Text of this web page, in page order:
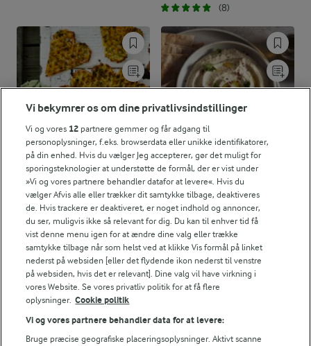
(8)
45 MIN
Kartoffelvafler
(45)
2 TIMER
Baba ganoush -
auberginedip
(59)
Vi bekymrer os om dine privatlivsindstillinger
Vi og vores 12 partnere gemmer og får adgang til
personoplysninger, f.eks. browserdata eller unikke identifikatorer,
på din enhed. Hvis du vælger Jeg accepterer, gør det muligt for
sporingsteknologier at understøtte de formål, der er vist under
»Vi og vores partnere behandler datafor at levere«. Hvis du
vælger Afvis alle eller trækker dit samtykke tilbage, deaktiveres
de. Hvis trackere er deaktiveret, er noget indhold og annoncer,
du ser, muligvis ikke så relevant for dig. Du kan til enhver tid få
vist denne menu igen for at ændre dine valg eller trække
samtykke tilbage når som helst ved at klikke Vis formål på linket
nederst på websiden [eller det flydende ikon nederst til venstre
på websiden, hvis det er relevant]. Dine valg vil have virkning i
vores Website. Se vores privatliv politik for at få flere
oplysninger. Cookie politik
Vi og vores partnere behandler data for at levere:
Bruge præcise geografiske placeringsoplysninger. Aktivt scanne